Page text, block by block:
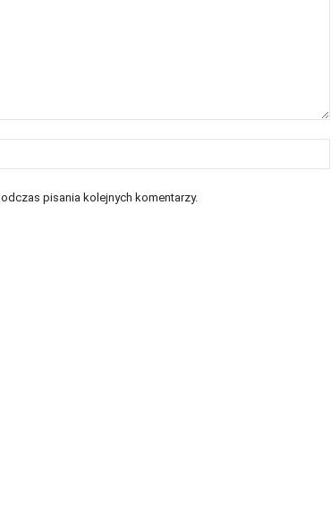
pisania kolejnych komentarzy.